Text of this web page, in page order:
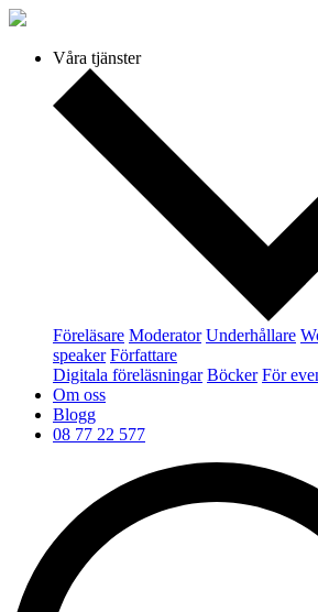
Våra tjänster
Föreläsare Moderator Underhållare
speaker Författare
Digitala föreläsningar Böcker För
Om oss
Blogg
08 77 22 577